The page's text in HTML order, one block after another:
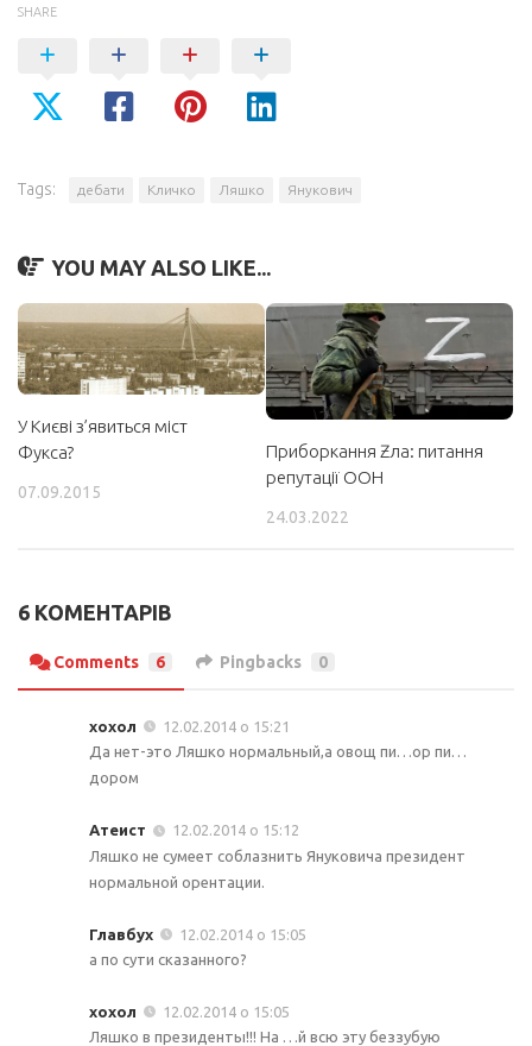
SHARE
Tags: дебати Кличко Ляшко Янукович
YOU MAY ALSO LIKE...
У Києві з’явиться міст
Фукса?
07.09.2015
Приборкання Ƶла: питання
репутації ООН
24.03.2022
6 КОМЕНТАРІВ
Comments 6 Pingbacks 0
хохол
12.02.2014 о 15:21
Да нет-это Ляшко нормальный,а овощ пи…ор пи…
дором
Атеист
12.02.2014 о 15:12
Ляшко не сумеет соблазнить Януковича президент
нормальной орентации.
Главбух
12.02.2014 о 15:05
а по сути сказанного?
хохол
12.02.2014 о 15:05
Ляшко в президенты!!! На …й всю эту беззубую